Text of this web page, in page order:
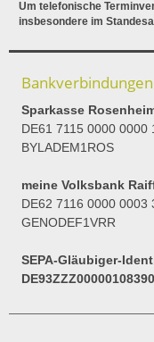
Um telefonische
insbesondere im
Sparkasse
DE61 7115 0000 0000
BYLADEM1ROS
meine Volksbank
DE62 7116 0000 0003
GENODEF1VRR
SEPA-Gläubiger-
DE93ZZZ00000108390